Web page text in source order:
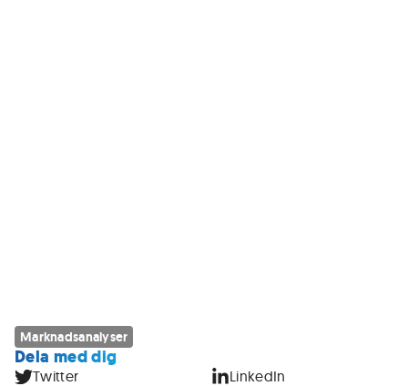
Marknadsanalyser
Dela med dig
Twitter LinkedIn